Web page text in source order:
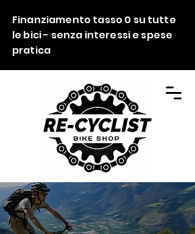
Finanziamento tasso 0 su tutte
le bici - senza interessi e spese
pratica